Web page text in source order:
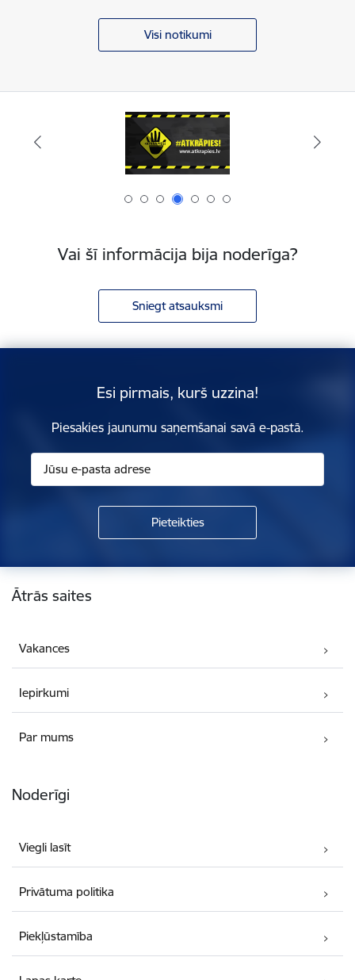
Visi notikumi
Vai šī informācija bija noderīga?
Sniegt atsauksmi
Esi pirmais, kurš uzzina!
Piesakies jaunumu saņemšanai savā e-pastā.
Kājene
Ātrās saites
Vakances
Iepirkumi
Par mums
Noderīgi
Viegli lasīt
Privātuma politika
Piekļūstamība